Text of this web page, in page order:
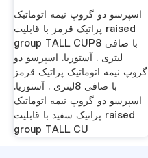
اسپرسو دو گروپ نیمه اتوماتیک
پراتیک قرمز با قابلیت raised
group TALL CUPبا صافی 8
لیتری . آستوریا. اسپرسو دو
گروپ نیمه اتوماتیک پراتیک قرمز
با صافی 8لیتری . آستوریا.
اسپرسو دو گروپ نیمه اتوماتیک
پراتیک سفید با قابلیت raised
group TALL CU